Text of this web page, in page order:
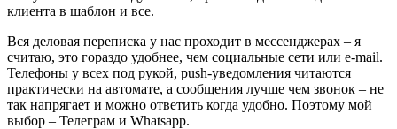
клиента в шаблон и все.
Вся деловая переписка у нас проходит в мессенджерах – я
считаю, это гораздо удобнее, чем социальные сети или e-mail.
Телефоны у всех под рукой, push-уведомления читаются
практически на автомате, а сообщения лучше чем звонок – не
так напрягает и можно ответить когда удобно. Поэтому мой
выбор – Телеграм и Whatsapp.